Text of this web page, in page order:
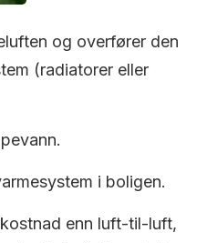
og overfører den
(radiatorer eller
i boligen.
enn luft-til-luft,